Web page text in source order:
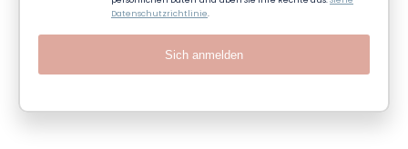
Datenschutzrichtlinie.
Sich anmelden